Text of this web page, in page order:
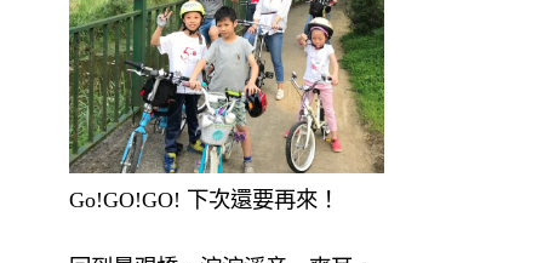
Go!GO!GO! 下次還要再來！